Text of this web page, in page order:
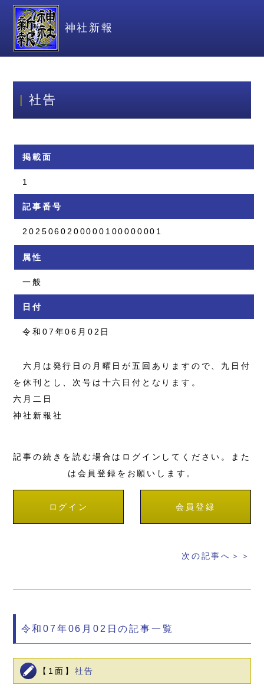
神社新報
社告
掲載面
1
記事番号
2025060200000100000001
属性
一般
日付
令和07年06月02日
六月は発行日の月曜日が五回ありますので、九日付
を休刊とし、次号は十六日付となります。
六月二日
神社新報社
記事の続きを読む場合はログインしてください。また
は会員登録をお願いします。
ログイン 会員登録
次の記事へ＞＞
令和07年06月02日の記事一覧
【1面】 社告